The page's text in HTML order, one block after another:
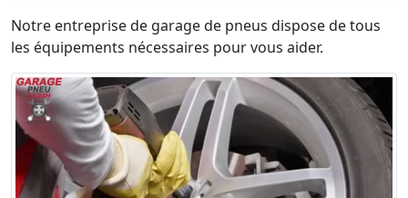
Notre entreprise de garage de pneus dispose de tous
les équipements nécessaires pour vous aider.